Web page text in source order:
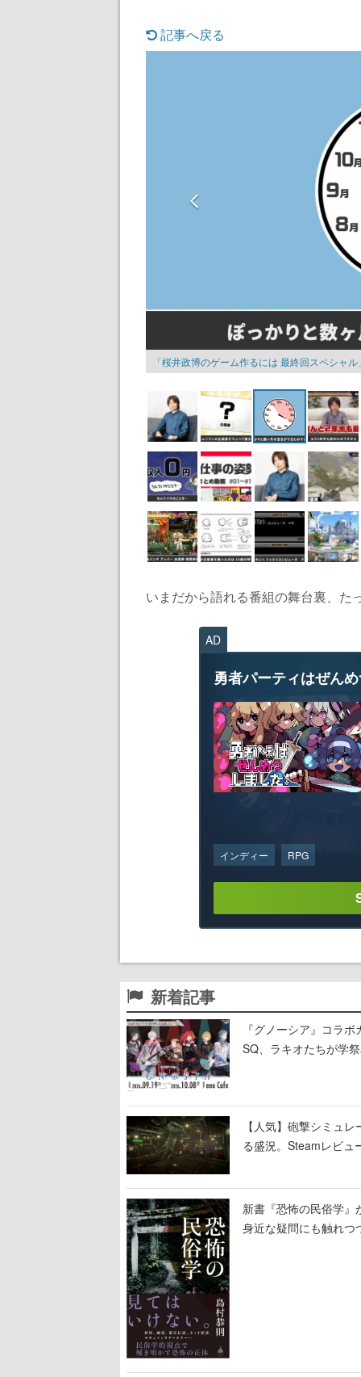
記事へ戻る
「桜井政博のゲーム作るには 最終回スペシャ
いまだから語れる番組の舞台裏、た
AD
勇者パーティはぜん
インディー RPG
新着記事
『グノーシア』コラ
SQ、ラキオたちが学
【人気】砲撃シミュ
る盛況。Steamレビュ
新書『恐怖の民俗学
身近な疑問にも触れつ